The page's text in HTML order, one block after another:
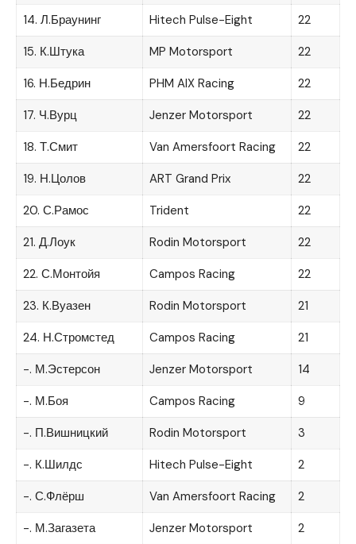
14. Л.Браунинг
Hitech Pulse-Eight
22
15. К.Штука
MP Motorsport
22
16. Н.Бедрин
PHM AIX Racing
22
17. Ч.Вурц
Jenzer Motorsport
22
18. Т.Смит
Van Amersfoort Racing
22
19. Н.Цолов
ART Grand Prix
22
20. С.Рамос
Trident
22
21. Д.Лоук
Rodin Motorsport
22
22. С.Монтойя
Campos Racing
22
23. К.Вуазен
Rodin Motorsport
21
24. Н.Стромстед
Campos Racing
21
-. М.Эстерсон
Jenzer Motorsport
14
-. М.Боя
Campos Racing
9
-. П.Вишницкий
Rodin Motorsport
3
-. К.Шилдс
Hitech Pulse-Eight
2
-. С.Флёрш
Van Amersfoort Racing
2
-. М.Загазета
Jenzer Motorsport 2